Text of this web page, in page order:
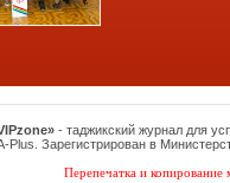
- таджикский журнал для
Plus. Зарегистрирован в
Перепечатка и копирование